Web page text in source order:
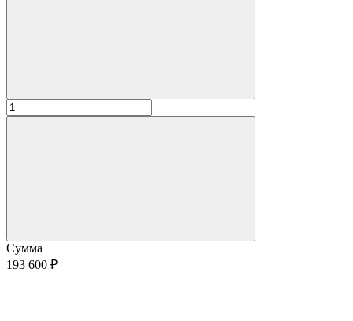
Сумма
193 600 ₽